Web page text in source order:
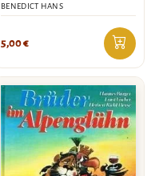
BENEDICT HANS
5,00€